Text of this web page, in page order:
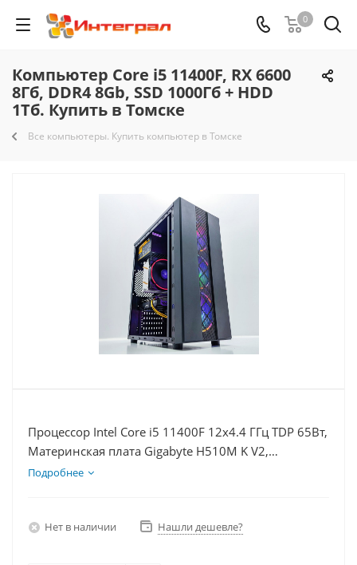
0
Компьютер Core i5 11400F, RX 6600
8Гб, DDR4 8Gb, SSD 1000Гб + HDD
1Тб. Купить в Томске
Все компьютеры. Купить компьютер в Томске
Процессор Intel Core i5 11400F 12x4.4 ГГц TDP 65Вт,
Материнская плата Gigabyte H510M K V2,
Видеокарта RX 6600 8Гб, Память DDR4 8Gb, Диски
Подробнее
Нет в наличии Нашли дешевле?